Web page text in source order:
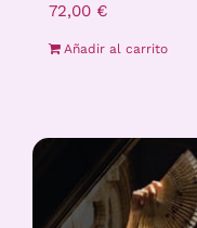
72,00 €
Añadir al carrito